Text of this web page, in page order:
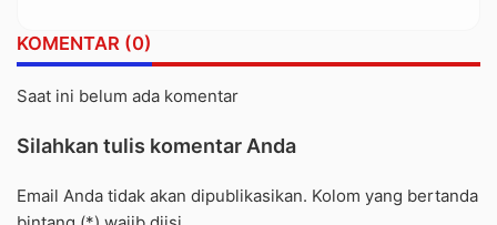
KOMENTAR (0)
Saat ini belum ada komentar
Silahkan tulis komentar Anda
Email Anda tidak akan dipublikasikan. Kolom yang bertanda